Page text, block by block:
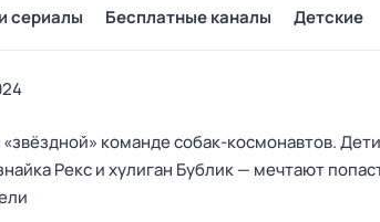
сериалы Бесплатные каналы Детские
команде собак-космонавтов.
Рекс и хулиган Бублик — мечтают